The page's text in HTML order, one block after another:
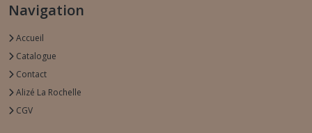
Navigation
Accueil
Catalogue
Contact
Alizé La Rochelle
CGV